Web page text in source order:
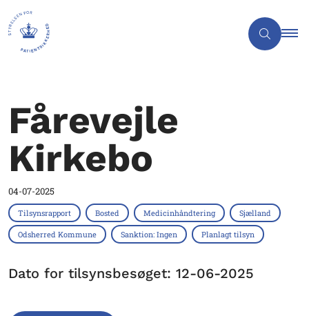
Fårevejle
Kirkebo
04-07-2025
Tilsynsrapport Bosted Medicinhåndtering Sjælland
Odsherred Kommune Sanktion: Ingen Planlagt tilsyn
Dato for tilsynsbesøget: 12-06-2025